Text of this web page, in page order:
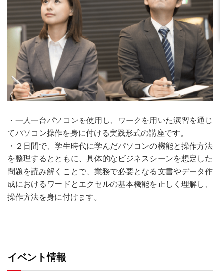
・一人一台パソコンを使用し、ワークを用いた演習を通じ
てパソコン操作を身に付ける実践形式の講座です。
・２日間で、学生時代に学んだパソコンの機能と操作方法
を整理するとともに、具体的なビジネスシーンを想定した
問題を読み解くことで、業務で必要となる文書やデータ作
成におけるワードとエクセルの基本機能を正しく理解し、
操作方法を身に付けます。
イベント情報